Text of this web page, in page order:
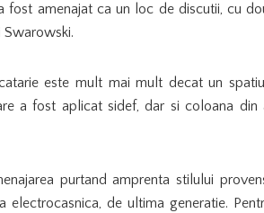
fost amenajat ca un loc de discutii, cu
Swarowski.
este mult mai mult decat un
a fost aplicat sidef, dar si coloana din
purtand amprenta stilului
electrocasnica, de ultima generatie.